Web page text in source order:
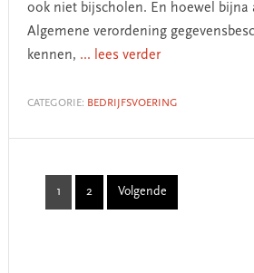
ook niet bijscholen. En hoewel bijna
Algemene verordening
kennen, ... lees verder
CATEGORIE: BEDRIJFSVOERING
Page
1 Page
2 Volgende